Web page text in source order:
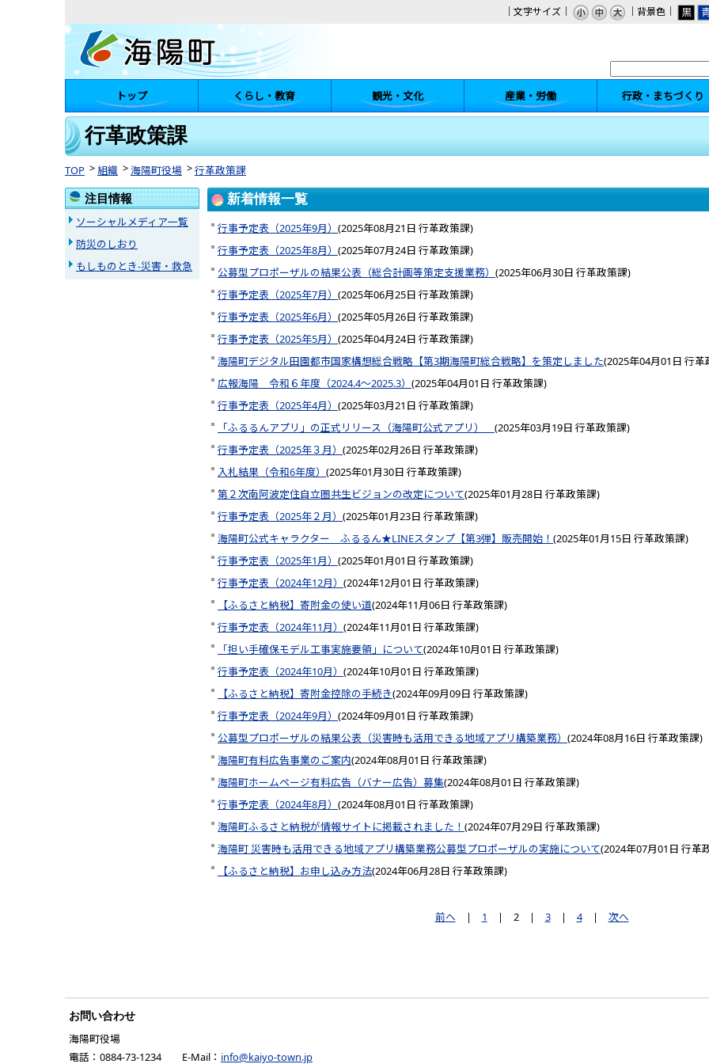
｜文字サイズ｜ ｜背景色｜
トップ くらし・教育 観光・文化 産業・労働 行政・まちづくり
行革政策課
TOP 組織 海陽町役場 行革政策課
新着情報一覧
行事予定表（2025年9月） (2025年08月21日 行革政策課)
行事予定表（2025年8月） (2025年07月24日 行革政策課)
公募型プロポーザルの結果公表（総合計画等策定支援業務） (2025年06月30日 行革政策課)
行事予定表（2025年7月） (2025年06月25日 行革政策課)
行事予定表（2025年6月） (2025年05月26日 行革政策課)
行事予定表（2025年5月） (2025年04月24日 行革政策課)
海陽町デジタル田園都市国家構想総合戦略【第3期海陽町総合戦略】を策定しました(2025年04月01日 行革
広報海陽 令和６年度（2024.4〜2025.3） (2025年04月01日 行革政策課)
行事予定表（2025年4月） (2025年03月21日 行革政策課)
「ふるるんアプリ」の正式リリース（海陽町公式アプリ） (2025年03月19日 行革政策課)
行事予定表（2025年３月） (2025年02月26日 行革政策課)
入札結果（令和6年度） (2025年01月30日 行革政策課)
第２次南阿波定住自立圏共生ビジョンの改定について(2025年01月28日 行革政策課)
行事予定表（2025年２月） (2025年01月23日 行革政策課)
海陽町公式キャラクター ふるるん★LINEスタンプ【第3弾】販売開始！ (2025年01月15日 行革政策課)
行事予定表（2025年1月） (2025年01月01日 行革政策課)
行事予定表（2024年12月） (2024年12月01日 行革政策課)
【ふるさと納税】寄附金の使い道(2024年11月06日 行革政策課)
行事予定表（2024年11月） (2024年11月01日 行革政策課)
「担い手確保モデル工事実施要領」について(2024年10月01日 行革政策課)
行事予定表（2024年10月） (2024年10月01日 行革政策課)
【ふるさと納税】寄附金控除の手続き(2024年09月09日 行革政策課)
行事予定表（2024年9月） (2024年09月01日 行革政策課)
公募型プロポーザルの結果公表（災害時も活用できる地域アプリ構築業務） (2024年08月16日 行革政策課)
海陽町有料広告事業のご案内(2024年08月01日 行革政策課)
海陽町ホームページ有料広告（バナー広告）募集(2024年08月01日 行革政策課)
行事予定表（2024年8月） (2024年08月01日 行革政策課)
海陽町ふるさと納税が情報サイトに掲載されました！ (2024年07月29日 行革政策課)
海陽町 災害時も活用できる地域アプリ構築業務公募型プロポーザルの実施について(2024年07月01日 行革
【ふるさと納税】お申し込み方法(2024年06月28日 行革政策課)
前へ | 1 | 2 | 3 | 4 | 次へ
注目情報
ソーシャルメディア一覧
防災のしおり
もしものとき-災害・救急
お問い合わせ
海陽町役場
電話：0884-73-1234 E-Mail： info@kaiyo-town.jp